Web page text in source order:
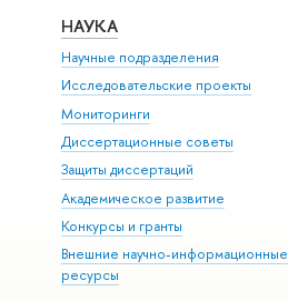
НАУКА
Научные подразделения
Исследовательские проекты
Мониторинги
Диссертационные советы
Защиты диссертаций
Академическое развитие
Конкурсы и гранты
Внешние научно-информационные
ресурсы